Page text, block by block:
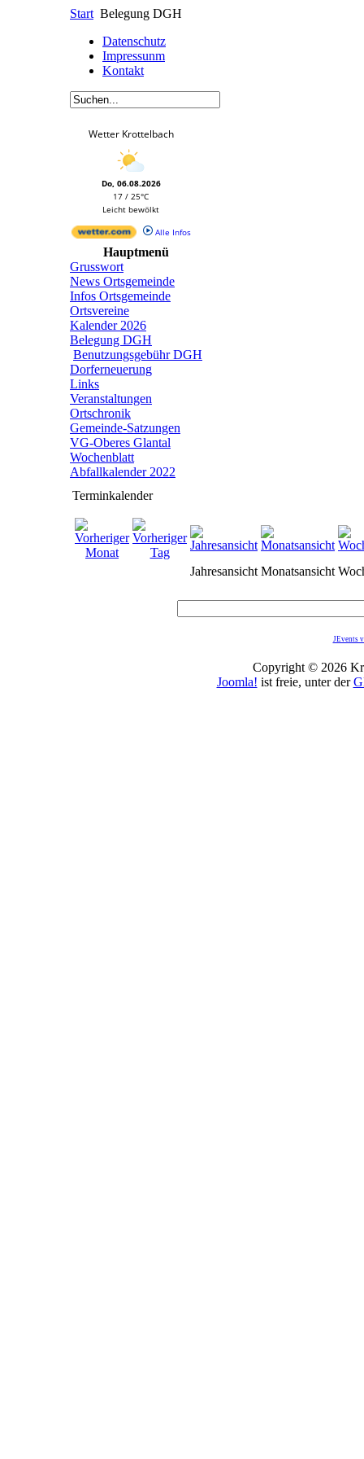
Start Belegung DGH
Datenschutz
Impressunm
Kontakt
Wetter Krottelbach
Do, 06.08.2026
17 / 25°C
Leicht bewölkt
Alle Infos
Hauptmenü
Grusswort
News Ortsgemeinde
Infos Ortsgemeinde
Ortsvereine
Kalender 2026
Belegung DGH
Benutzungsgebühr DGH
Dorferneuerung
Links
Veranstaltungen
Ortschronik
Gemeinde-Satzungen
VG-Oberes Glantal
Wochenblatt
Abfallkalender 2022
Terminkalender
Jahresansicht Monatsansicht
JEvents
Copyright © 2026
Joomla! ist freie, unter der